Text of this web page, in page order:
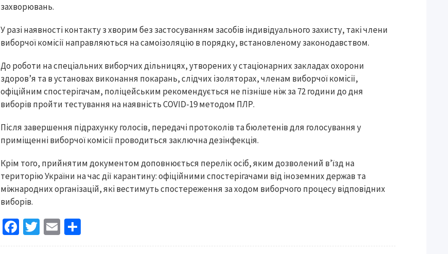
захворювань.
У разі наявності контакту з хворим без застосуванням засобів індивідуального захисту, такі члени
виборчої комісії направляються на самоізоляцію в порядку, встановленому законодавством.
До роботи на спеціальних виборчих дільницях, утворених у стаціонарних закладах охорони
здоров’я та в установах виконання покарань, слідчих ізоляторах, членам виборчої комісії,
офіційним спостерігачам, поліцейським рекомендується не пізніше ніж за 72 години до дня
виборів пройти тестування на наявність COVID-19 методом ПЛР.
Після завершення підрахунку голосів, передачі протоколів та бюлетенів для голосування у
приміщенні виборчої комісії проводиться заключна дезінфекція.
Крім того, прийнятим документом доповнюється перелік осіб, яким дозволений в’їзд на
територію України на час дії карантину: офіційними спостерігачами від іноземних держав та
міжнародних організацій, які вестимуть спостереження за ходом виборчого процесу відповідних
виборів.
Fa
ce
T
wi
E
m h